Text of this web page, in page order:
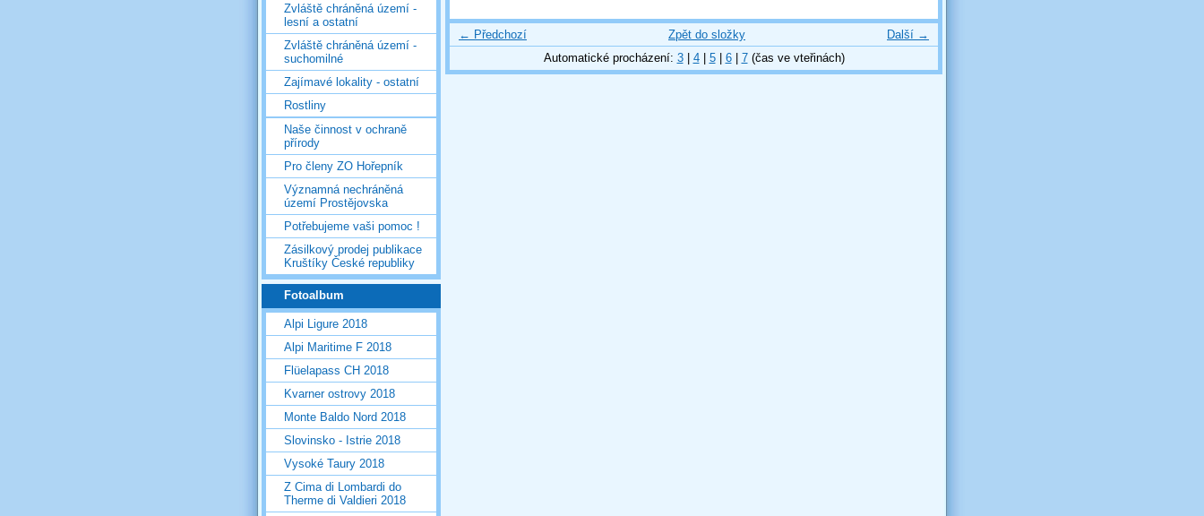
← Předchozí Další →
Zpět do složky
Automatické procházení: 3| 4| 5| 6| 7(čas ve vteřinách)
Zvláště chráněná území -
lesní a ostatní
Zvláště chráněná území -
suchomilné
Zajímavé lokality - ostatní
Rostliny
Naše činnost v ochraně
přírody
Pro členy ZO Hořepník
Významná nechráněná
území Prostějovska
Potřebujeme vaši pomoc !
Zásilkový prodej publikace
Kruštíky České republiky
Fotoalbum
Alpi Ligure 2018
Alpi Maritime F 2018
Flüelapass CH 2018
Kvarner ostrovy 2018
Monte Baldo Nord 2018
Slovinsko - Istrie 2018
Vysoké Taury 2018
Z Cima di Lombardi do
Therme di Valdieri 2018